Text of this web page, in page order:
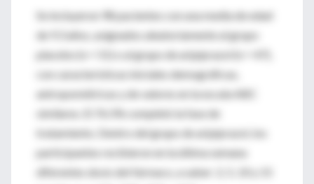
Se incluyeron 98 pacientes con una media de edad
de 9.3 años, asignados aleatoriamente al grupo
placebo (n = 51) o al grupo de aripiprazol (n = 47),
con características iniciales demográficas,
antropométricas y de valores en la escala ABC
similares. El 76.5% completó la fase de
tratamiento. Dentro del grupo de aripiprazol, los
participantes recibieron en la última semana
diferentes dosis del fármaco, a saber: 2, 5, 10 y 15